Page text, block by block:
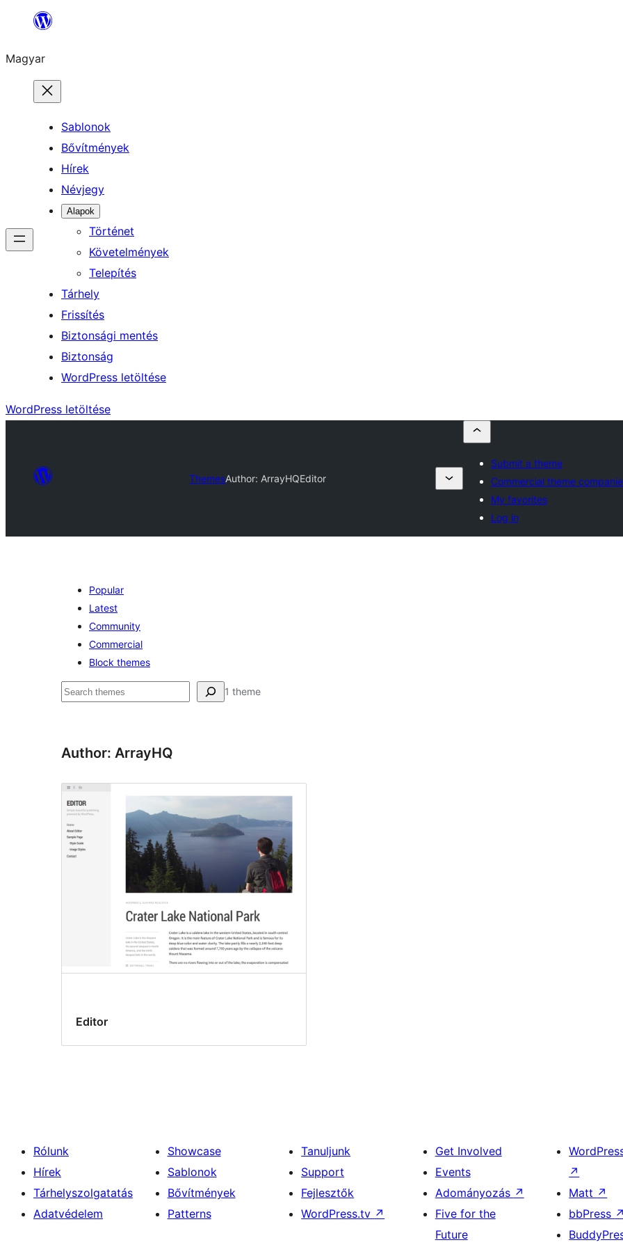
Ugrás
tartalomhoz
Magyar
Sablonok
Bővítmények
Hírek
Névjegy
Alapok
Történet
Követelmények
Telepítés
Tárhely
Frissítés
Biztonsági mentés
Biztonság
WordPress letöltése
WordPress letöltése
ThemesAuthor: ArrayHQEditor
Submit a theme
Commercial theme
My favorites
Log in
Popular
Latest
Community
Commercial
Block themes
Keresés 1 theme
Author: ArrayHQ
Editor
Rólunk
Hírek
Tárhelyszolgatatás
Adatvédelem
Showcase
Sablonok
Bővítmények
Patterns
Tanuljunk
Support
Fejlesztők
WordPress.tv ↗
Get Involved
Events
Adományozás ↗
Five for the
Future
↗
Matt ↗
bbPress ↗